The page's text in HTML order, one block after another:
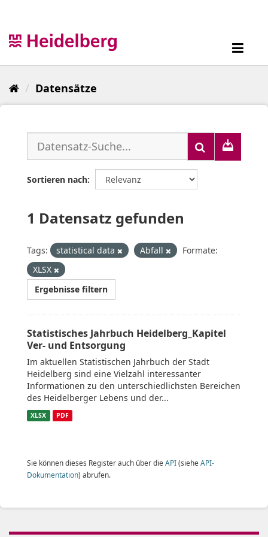
Datensätze
Sortieren nach
1 Datensatz gefunden
Tags: statistical data Abfall
Formate:
XLSX
Ergebnisse filtern
Statistisches Jahrbuch Heidelberg_Kapitel
Ver- und Entsorgung
Im aktuellen Statistischen Jahrbuch der Stadt
Heidelberg sind eine Vielzahl interessanter
Informationen zu den unterschiedlichsten Bereichen
des Heidelberger Lebens und der...
XLSX PDF
Sie können dieses Register auch über die API(siehe API-
Dokumentation) abrufen.